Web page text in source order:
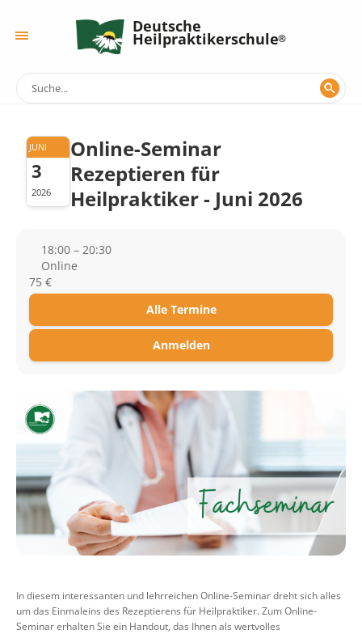
Deutsche
Heilpraktikerschule
JUNI
3
2026
Online-Seminar
Rezeptieren für
Heilpraktiker - Juni 2026
18:00 – 20:30
Online
75 €
Alle Termine
Anmelden
In diesem interessanten und lehrreichen Online-Seminar dreht sich alles
um das Einmaleins des Rezeptierens für Heilpraktiker. Zum Online-
Seminar erhalten Sie ein Handout, das Ihnen als wertvolles